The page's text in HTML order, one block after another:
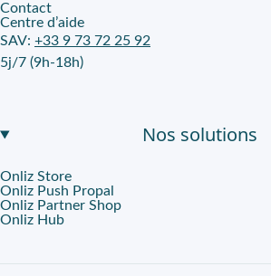
Contact
Centre d’aide
SAV: +33 9 73 72 25 92
5j/7 (9h-18h)
Nos solutions
Onliz Store
Onliz Push Propal
Onliz Partner Shop
Onliz Hub